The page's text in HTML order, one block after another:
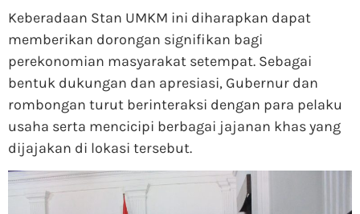
Keberadaan Stan UMKM ini diharapkan dapat
memberikan dorongan signifikan bagi
perekonomian masyarakat setempat. Sebagai
bentuk dukungan dan apresiasi, Gubernur dan
rombongan turut berinteraksi dengan para pelaku
usaha serta mencicipi berbagai jajanan khas yang
dijajakan di lokasi tersebut.